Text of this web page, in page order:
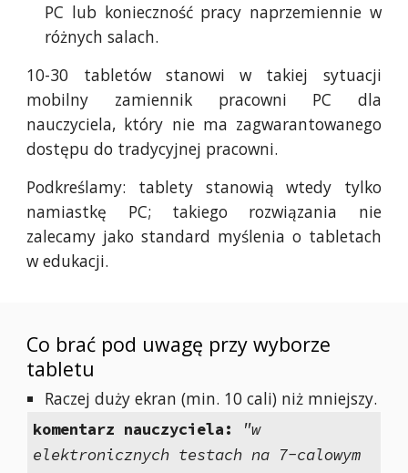
PC lub konieczność pracy naprzemiennie w
różnych salach.
10-30 tabletów stanowi w takiej sytuacji
mobilny zamiennik pracowni PC dla
nauczyciela, który nie ma zagwarantowanego
dostępu do tradycyjnej pracowni.
Podkreślamy: tablety stanowią wtedy tylko
namiastkę PC; takiego rozwiązania nie
zalecamy jako standard myślenia o tabletach
w edukacji.
Co brać pod uwagę przy wyborze
tabletu
Raczej duży ekran (min. 10 cali) niż mniejszy.
komentarz nauczyciela:
"w
elektronicznych testach na 7-calowym